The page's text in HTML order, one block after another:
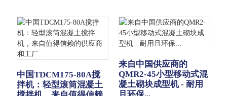
中国TDCM175-80A搅
拌机：轻型滚筒混凝土
来自中国供应商的
QMR2-45小型移动式混
凝土砌块成型机 - 耐用